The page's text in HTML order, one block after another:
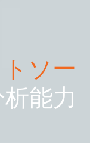
ソー
能力